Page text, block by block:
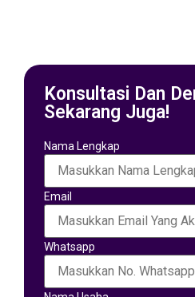
Konsultasi Dan
Sekarang Juga!
Nama Lengkap
Email
Whatsapp